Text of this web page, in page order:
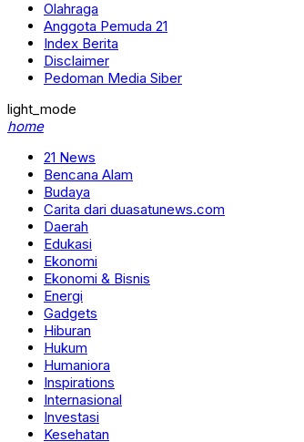
Olahraga
Anggota Pemuda 21
Index Berita
Disclaimer
Pedoman Media Siber
light_mode
home
21 News
Bencana Alam
Budaya
Carita dari duasatunews.com
Daerah
Edukasi
Ekonomi
Ekonomi & Bisnis
Energi
Gadgets
Hiburan
Hukum
Humaniora
Inspirations
Internasional
Investasi
Kesehatan